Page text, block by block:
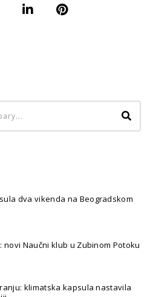
dva vikenda na Beogradskom
novi Naučni klub u Zubinom Potoku
klimatska kapsula nastavila